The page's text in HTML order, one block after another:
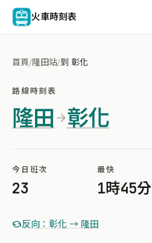
火車時刻表
首頁/隆田站/到 彰化
路線時刻表
隆田 彰化
今日班次
23
最快
1時45分
反向：彰化 → 隆田